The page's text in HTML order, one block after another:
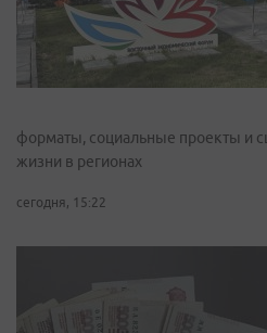
форматы, социальные проекты и
жизни в регионах
сегодня, 15:22